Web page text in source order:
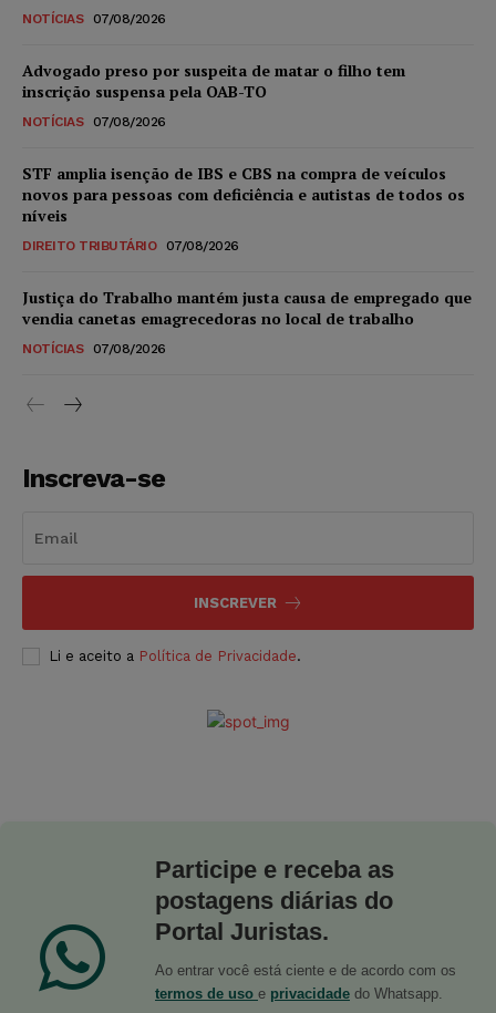
NOTÍCIAS 07/08/2026
Advogado preso por suspeita de matar o filho tem
inscrição suspensa pela OAB-TO
NOTÍCIAS 07/08/2026
STF amplia isenção de IBS e CBS na compra de veículos
novos para pessoas com deficiência e autistas de todos os
níveis
DIREITO TRIBUTÁRIO 07/08/2026
Justiça do Trabalho mantém justa causa de empregado que
vendia canetas emagrecedoras no local de trabalho
NOTÍCIAS 07/08/2026
Inscreva-se
INSCREVER
Li e aceito a Política de Privacidade.
Participe e receba as
postagens diárias do
Portal Juristas.
Ao entrar você está ciente e de acordo com os
termos de uso e privacidade do Whatsapp.